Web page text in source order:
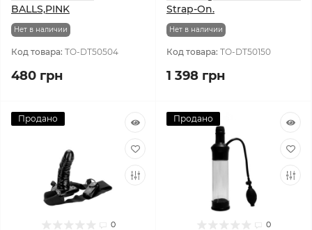
BALLS,PINK
Нет в наличии
Код товара: TO-DT50504
480 грн
Strap-On.
Нет в наличии
Код товара: TO-DT50150
1 398 грн
Продано
0
Продано
0